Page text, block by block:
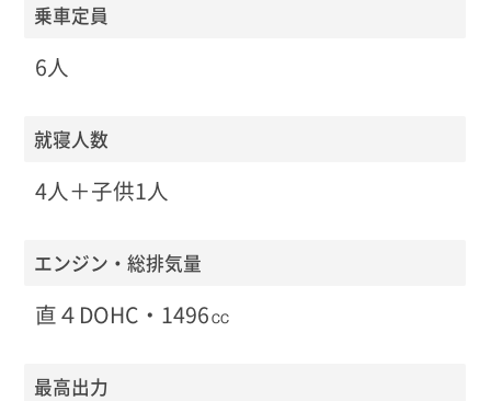
乗車定員
6人
就寝人数
4人＋子供1人
エンジン・総排気量
直４DOHC・1496㏄
最高出力